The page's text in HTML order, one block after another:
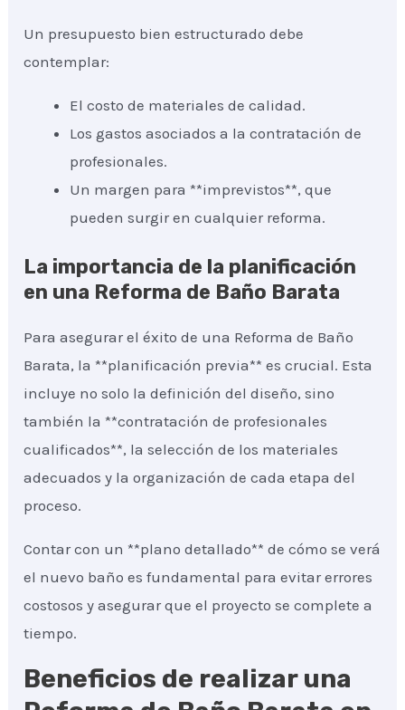
Un presupuesto bien estructurado debe
contemplar:
El costo de materiales de calidad.
Los gastos asociados a la contratación de
profesionales.
Un margen para **imprevistos**, que
pueden surgir en cualquier reforma.
La importancia de la planificación
en una Reforma de Baño Barata
Para asegurar el éxito de una Reforma de Baño
Barata, la **planificación previa** es crucial. Esta
incluye no solo la definición del diseño, sino
también la **contratación de profesionales
cualificados**, la selección de los materiales
adecuados y la organización de cada etapa del
proceso.
Contar con un **plano detallado** de cómo se verá
el nuevo baño es fundamental para evitar errores
costosos y asegurar que el proyecto se complete a
tiempo.
Beneficios de realizar una